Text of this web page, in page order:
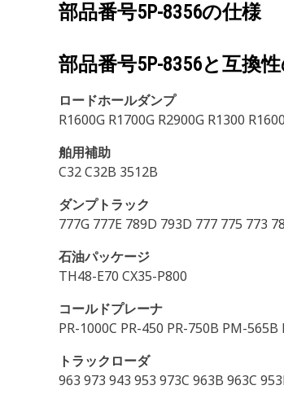
部品番号5P-8356の仕様
部品番号5P-8356と互換
ロードホールダンプ
R1600G R1700G R2900G R1300
舶用補助
C32 C32B 3512B
ダンプトラック
777G 777E 789D 793D 777 775 773
石油パッケージ
TH48-E70 CX35-P800
コールドプレーナ
PR-1000C PR-450 PR-750B PM-
トラックローダ
963 973 943 953 973C 963B 963C